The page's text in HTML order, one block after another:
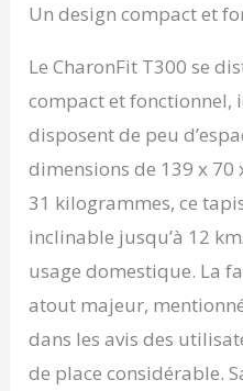
Un design compact et
Le CharonFit T300 se
compact et fonctionnel,
disposent de peu
dimensions de 139 x 70
31 kilogrammes, ce
inclinable jusqu’à 12
usage domestique. La
atout majeur,
dans les avis des
de place considérable.